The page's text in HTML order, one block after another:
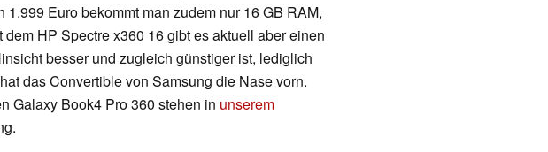
Euro bekommt man zudem nur 16 GB RAM,
HP Spectre x360 16 gibt es aktuell aber einen
besser und zugleich günstiger ist, lediglich
das Convertible von Samsung die Nase vorn.
Galaxy Book4 Pro 360 stehen in unserem